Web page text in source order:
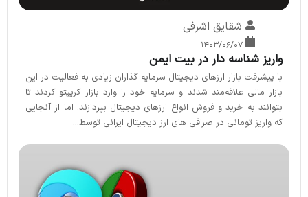
شقایق اشرفی
۱۴۰۳/۰۶/۰۷
واریز شناسه دار در بیت ایمن
با پیشرفت بازار ارزهای دیجیتال سرمایه گذاران زیادی به فعالیت در این
بازار مالی علاقه‌مند شدند و سرمایه خود را وارد بازار کریپتو کردند تا
بتوانند به خرید و فروش انواع ارزهای دیجیتال بپردازند. اما از آنجایی
که واریز تومانی در صرافی های ارز دیجیتال ایرانی توسط...